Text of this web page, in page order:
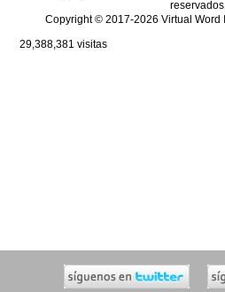
Copyright © 2017-2026 Virtual Word
29,388,381 visitas